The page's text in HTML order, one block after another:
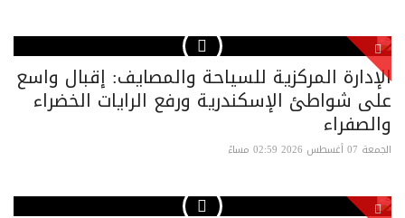
الإدارة المركزية للسياحة والمصايف: إقبال واسع
على شواطئ الإسكندرية ورفع الرايات الخضراء
والصفراء
الجمعة 07 أغسطس 2026 02:59 مساءً